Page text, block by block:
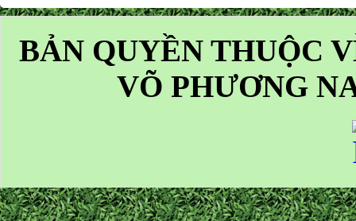
BẢN QUYỀN THUỘC
VÕ PHƯƠNG